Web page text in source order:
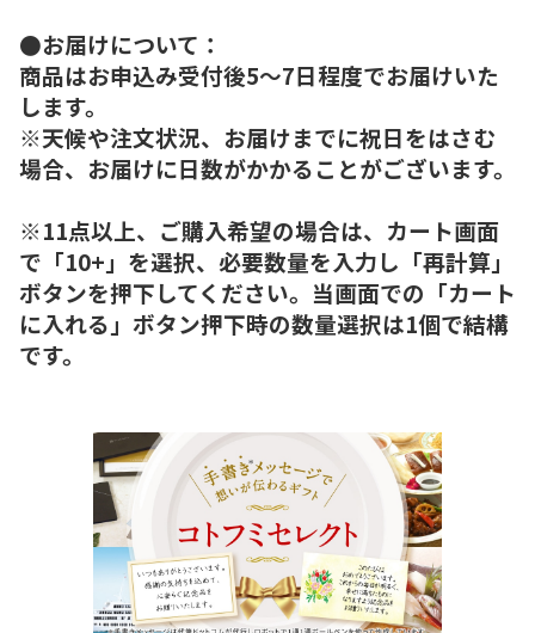
●お届けについて：
商品はお申込み受付後5～7日程度でお届けいた
します。
※天候や注文状況、お届けまでに祝日をはさむ
場合、お届けに日数がかかることがございます。
※11点以上、ご購入希望の場合は、カート画面
で「10+」を選択、必要数量を入力し「再計算」
ボタンを押下してください。当画面での「カート
に入れる」ボタン押下時の数量選択は1個で結構
です。